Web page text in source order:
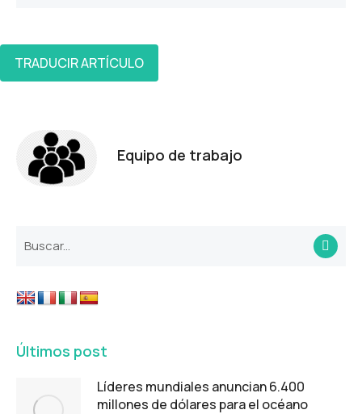
TRADUCIR ARTÍCULO
Equipo de trabajo
Últimos post
Líderes mundiales anuncian 6.400
millones de dólares para el océano